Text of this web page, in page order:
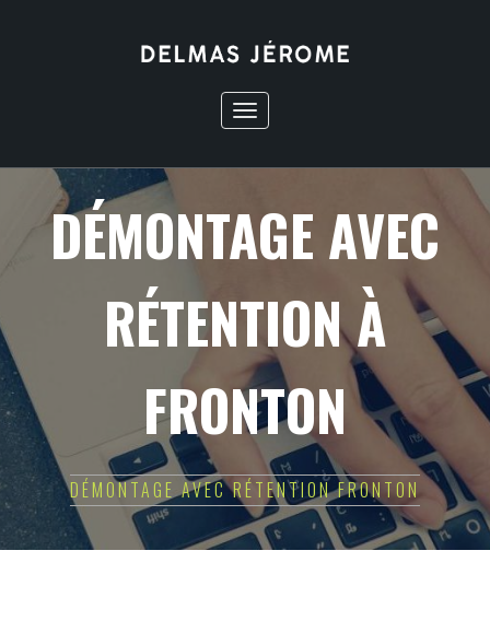
Toggle
navigation
DÉMONTAGE AVEC
RÉTENTION À
FRONTON
DÉMONTAGE AVEC RÉTENTION FRONTON